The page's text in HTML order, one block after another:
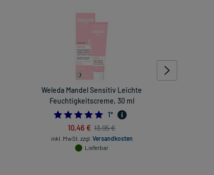
Weleda Mandel Sensitiv Leichte
Feuchtigkeitscreme, 30 ml
5.0
1*
10,46 € 13,95 €
inkl. MwSt. zzgl. Versandkosten
Lieferbar